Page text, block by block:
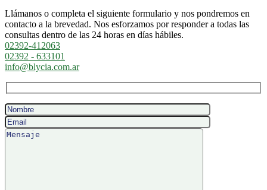
Llámanos o completa el siguiente formulario y nos pondremos en
contacto a la brevedad. Nos esforzamos por responder a todas las
consultas dentro de las 24 horas en días hábiles.
02392-412063
02392 - 633101
info@blycia.com.ar